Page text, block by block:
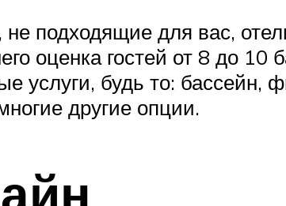
подходящие для вас,
оценка гостей от 8 до 10
услуги, будь то: бассейн,
другие опции.